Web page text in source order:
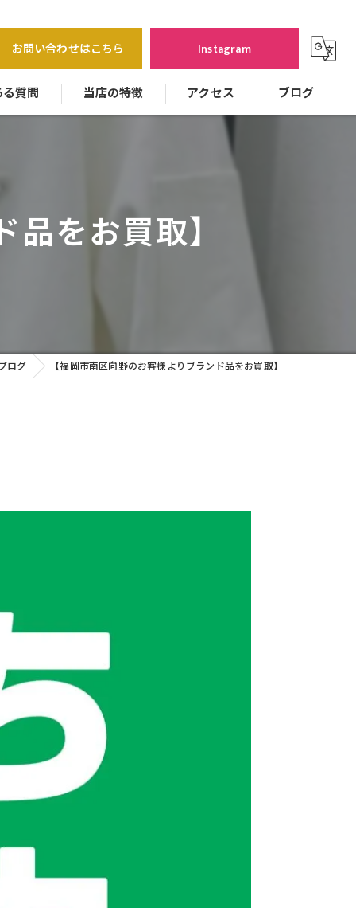
お問い合わせはこちら Instagram
質問 当店の特徴
時計
カメラ
アクセス ブログ
をお買取】
ログ 【福岡市南区向野のお客様よりブランド品をお買取】